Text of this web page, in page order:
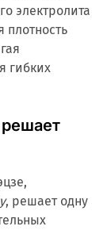
электролита
плотность
гибких
, решает одну